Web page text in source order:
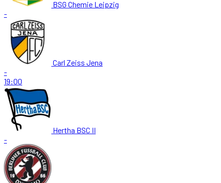
BSG Chemie Leipzig
-
Carl Zeiss Jena
-
19:00
Hertha BSC II
-